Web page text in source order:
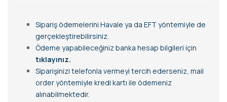
Sipariş ödemelerini Havale ya da EFT yöntemiyle de
gerçekleştirebilirsiniz.
Ödeme yapabileceğiniz banka hesap bilgileri için
tıklayınız.
Siparişinizi telefonla vermeyi tercih ederseniz, mail
order yöntemiyle kredi kartı ile ödemeniz
alınabilmektedir.